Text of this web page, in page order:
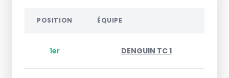
POSITION ÉQUIPE
1er DENGUIN TC 1